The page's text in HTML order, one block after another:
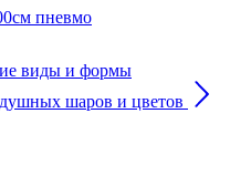
пневмо
виды и формы
шаров и цветов